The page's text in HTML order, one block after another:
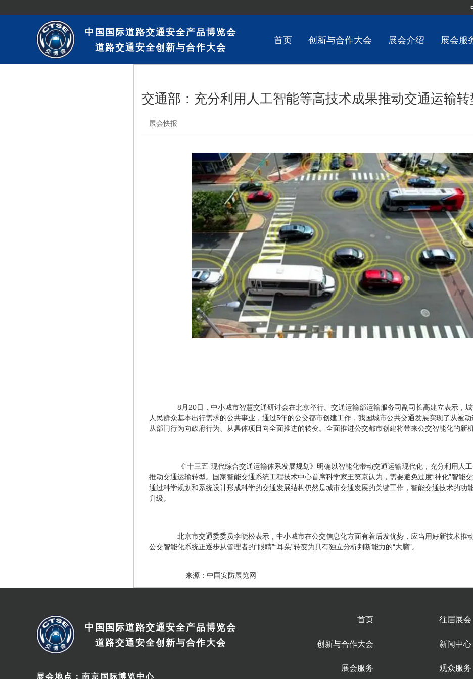
中国国际道路交通安全产品博览会
道路交通安全创新与合作大会
首页 创新与合作大会 展会介绍 展会服
交通部：充分利用人工智能等高技术成果推动交通运输转
展会快报
8月20日，中小城市智慧交通研讨会在北京举行。交通运输部运输服务司副司长高建立表示，城
人民群众基本出行需求的公共事业，通过5年的公交都市创建工作，我国城市公共交通发展实现了从被动
从部门行为向政府行为、从具体项目向全面推进的转变。全面推进公交都市创建将带来公交智能化的新机
《“十三五”现代综合交通运输体系发展规划》明确以智能化带动交通运输现代化，充分利用人
推动交通运输转型。国家智能交通系统工程技术中心首席科学家王笑京认为，需要避免过度“神化”智能交
通过科学规划和系统设计形成科学的交通发展结构仍然是城市交通发展的关键工作，智能交通技术的功
升级。
北京市交通委委员李晓松表示，中小城市在公交信息化方面有着后发优势，应当用好新技术推动
公交智能化系统正逐步从管理者的“眼睛”“耳朵”转变为具有独立分析判断能力的“大脑”。
来源：中国安防展览网
中国国际道路交通安全产品博览会
道路交通安全创新与合作大会
展会地点：南京国际博览中心
首页
创新与合作大会
展会服务
往届展会
新闻中心
观众服务